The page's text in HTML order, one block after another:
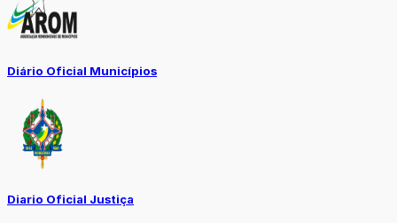
Diário Oficial Municípios
Diario Oficial Justiça